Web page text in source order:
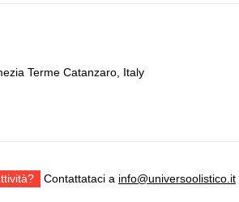
Terme Catanzaro, Italy
Contattataci a info@universoolistico.it